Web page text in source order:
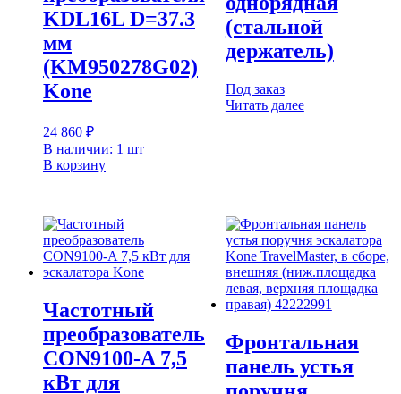
KDL16L D=37.3
мм
(KM950278G02)
Kone
24 860 ₽
В наличии: 1 шт
В корзину
(стальной
держатель)
Под заказ
Читать далее
Частотный
преобразователь
CON9100-A 7,5
кВт для
Фронтальная
панель устья